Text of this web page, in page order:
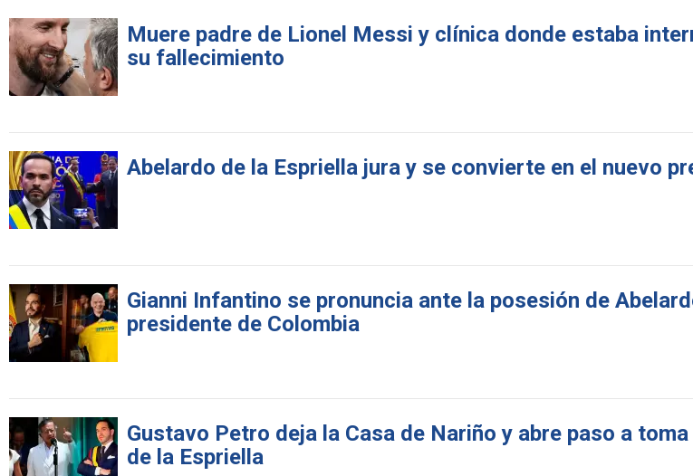
Muere padre de Lionel Messi y clínica donde estaba
su fallecimiento
Abelardo de la Espriella jura y se convierte en el nuevo
Gianni Infantino se pronuncia ante la posesión de
presidente de Colombia
Gustavo Petro deja la Casa de Nariño y abre paso a
de la Espriella